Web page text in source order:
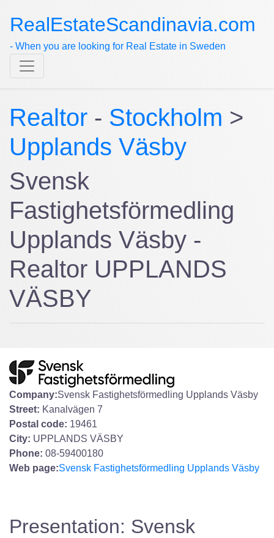
RealEstateScandinavia.com
- When you are looking for Real Estate in Sweden
Realtor - Stockholm >
Upplands Väsby
Svensk
Fastighetsförmedling
Upplands Väsby -
Realtor UPPLANDS
VÄSBY
Company:Svensk Fastighetsförmedling Upplands Väsby
Street: Kanalvägen 7
Postal code: 19461
City: UPPLANDS VÄSBY
Phone: 08-59400180
Web page:Svensk Fastighetsförmedling Upplands Väsby
Presentation: Svensk